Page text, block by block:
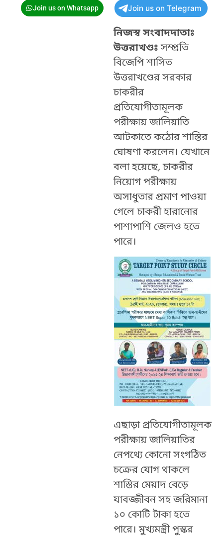
Join us on Whatsapp Join us on Telegram
নিজস্ব সংবাদদাতাঃ
উত্তরাখণ্ডঃসম্প্রতি
বিজেপি শাসিত
উত্তরাখণ্ডের সরকার
চাকরীর
প্রতিযোগীতামূলক
পরীক্ষায় জালিয়াতি
আটকাতে কঠোর শাস্তির
ঘোষণা করলেন। যেখানে
বলা হয়েছে, চাকরীর
নিয়োগ পরীক্ষায়
অসাধুতার প্রমাণ পাওয়া
গেলে চাকরী হারানোর
পাশাপাশি জেলও হতে
পারে।
এছাড়া প্রতিযোগীতামূলক
পরীক্ষায় জালিয়াতির
নেপথ্যে কোনো সংগঠিত
চক্রের যোগ থাকলে
শাস্তির মেয়াদ বেড়ে
যাবজ্জীবন সহ জরিমানা
১০ কোটি টাকা হতে
পারে। মুখ্যমন্ত্রী পুস্কর